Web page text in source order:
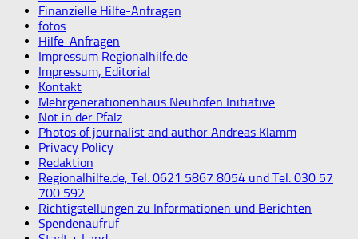
Finanzielle Hilfe-Anfragen
fotos
Hilfe-Anfragen
Impressum Regionalhilfe.de
Impressum, Editorial
Kontakt
Mehrgenerationenhaus Neuhofen Initiative
Not in der Pfalz
Photos of journalist and author Andreas Klamm
Privacy Policy
Redaktion
Regionalhilfe.de, Tel. 0621 5867 8054 und Tel. 030 57
700 592
Richtigstellungen zu Informationen und Berichten
Spendenaufruf